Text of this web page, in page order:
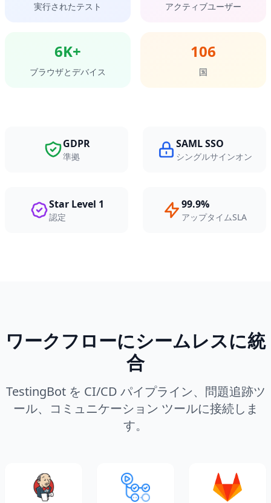
実行されたテスト アクティブユーザー
6K+
ブラウザとデバイス
106
国
GDPR
準拠
SAML SSO
シングルサインオン
Star Level 1
認定
99.9%
アップタイムSLA
ワークフローにシームレスに統
合
TestingBot を CI/CD パイプライン、問題追跡ツ
ール、コミュニケーション ツールに接続しま
す。